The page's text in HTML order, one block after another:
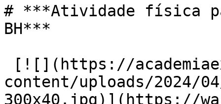
# ***Atividade física
BH***
content/uploads/2024/
300x40.jpg)](https://